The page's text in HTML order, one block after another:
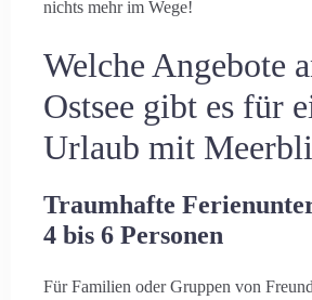
nichts mehr im Wege!
Welche Angebote
Ostsee gibt es für
Urlaub mit
Traumhafte
4 bis 6 Personen
Für Familien oder Gruppen von